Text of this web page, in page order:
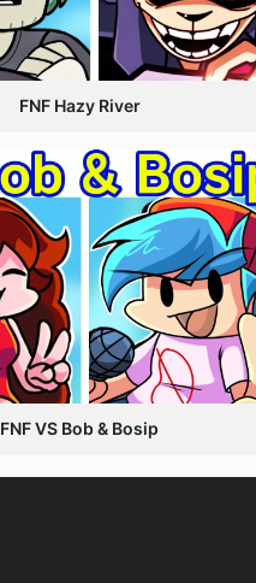
FNF Hazy River
FNF VS Bob & Bosip